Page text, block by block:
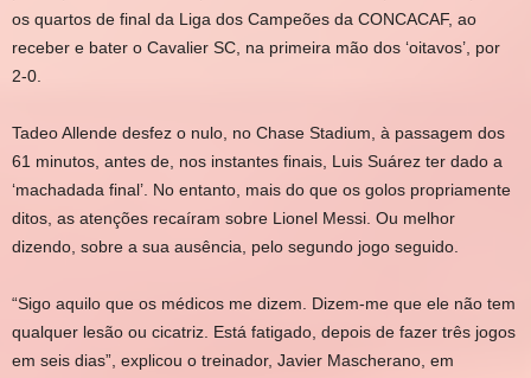
os quartos de final da Liga dos Campeões da CONCACAF, ao
receber e bater o Cavalier SC, na primeira mão dos ‘oitavos’, por
2-0.
Tadeo Allende desfez o nulo, no Chase Stadium, à passagem dos
61 minutos, antes de, nos instantes finais, Luis Suárez ter dado a
‘machadada final’. No entanto, mais do que os golos propriamente
ditos, as atenções recaíram sobre Lionel Messi. Ou melhor
dizendo, sobre a sua ausência, pelo segundo jogo seguido.
“Sigo aquilo que os médicos me dizem. Dizem-me que ele não tem
qualquer lesão ou cicatriz. Está fatigado, depois de fazer três jogos
em seis dias”, explicou o treinador, Javier Mascherano, em